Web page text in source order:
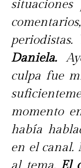
periodistas.
Daniela.
culpa fue
momento
había
en el canal.